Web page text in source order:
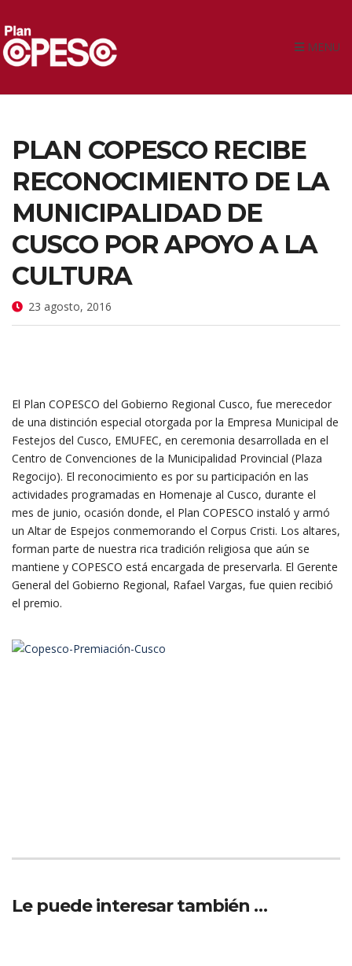
MENU
PLAN COPESCO RECIBE
RECONOCIMIENTO DE LA
MUNICIPALIDAD DE
CUSCO POR APOYO A LA
CULTURA
23 agosto, 2016
El Plan COPESCO del Gobierno Regional Cusco, fue merecedor
de una distinción especial otorgada por la Empresa Municipal de
Festejos del Cusco, EMUFEC, en ceremonia desarrollada en el
Centro de Convenciones de la Municipalidad Provincial (Plaza
Regocijo). El reconocimiento es por su participación en las
actividades programadas en Homenaje al Cusco, durante el
mes de junio, ocasión donde, el Plan COPESCO instaló y armó
un Altar de Espejos conmemorando el Corpus Cristi. Los altares,
forman parte de nuestra rica tradición religiosa que aún se
mantiene y COPESCO está encargada de preservarla. El Gerente
General del Gobierno Regional, Rafael Vargas, fue quien recibió
el premio.
Le puede interesar también …